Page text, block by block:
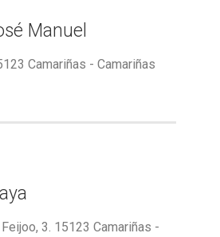
Manuel
Camariñas - Camariñas
3. 15123 Camariñas -